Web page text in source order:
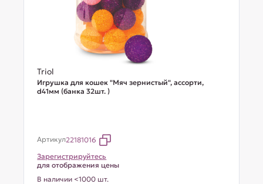
Triol
Игрушка для кошек "Мяч зернистый", ассорти,
d41мм (банка 32шт. )
Артикул22181016
Зарегистрируйтесь
для отображения цены
В наличии <1000 шт.